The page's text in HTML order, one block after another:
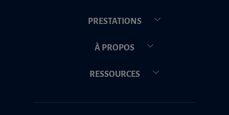
PRESTATIONS
À PROPOS
RESSOURCES